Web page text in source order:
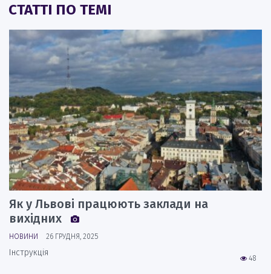
СТАТТІ ПО ТЕМІ
Як у Львові працюють заклади на
вихідних
НОВИНИ 26 ГРУДНЯ, 2025
48
Інструкція